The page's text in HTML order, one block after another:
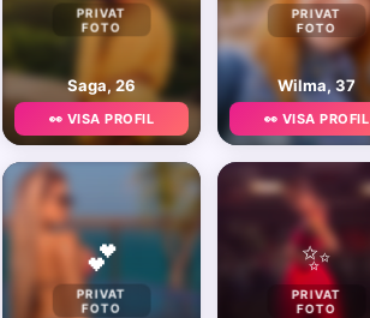
PRIVAT
FOTO
Saga, 26
👀 VISA PROFIL
PRIVAT
FOTO
Wilma, 37
👀 VISA PROFIL
💕
PRIVAT
FOTO
✨
PRIVAT
FOTO